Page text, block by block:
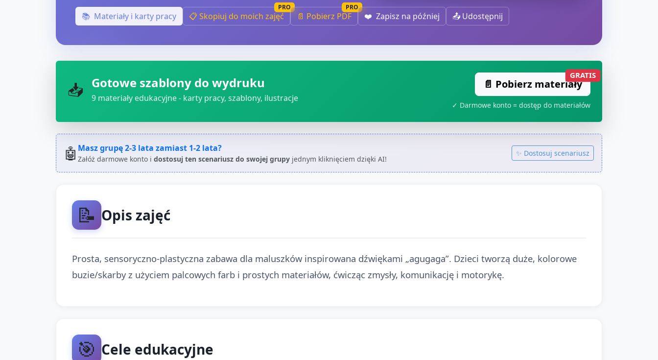
📚 Materiały i karty pracy 📋 Skopiuj do moich zajęć
PRO
📄 Pobierz PDF
PRO
❤️ Zapisz na później 📤 Udostępnij
📥 Gotowe szablony do wydruku
9 materiały edukacyjne - karty pracy, szablony, ilustracje
📄 Pobierz materiały
GRATIS
✓ Darmowe konto = dostęp do materiałów
🤖Masz grupę2-3 lata zamiast 1-2 lata?
Załóż darmowe konto i dostosuj ten scenariusz do swojej grupy jednym kliknięciem dzięki AI!
✨ Dostosuj scenariusz
📝 Opis zajęć
Prosta, sensoryczno-plastyczna zabawa dla maluszków inspirowana dźwiękami „agugaga”. Dzieci tworzą duże, kolorowe
buzie/skarby z użyciem palcowych farb i prostych materiałów, ćwicząc zmysły, komunikację i motorykę.
🎯 Cele edukacyjne